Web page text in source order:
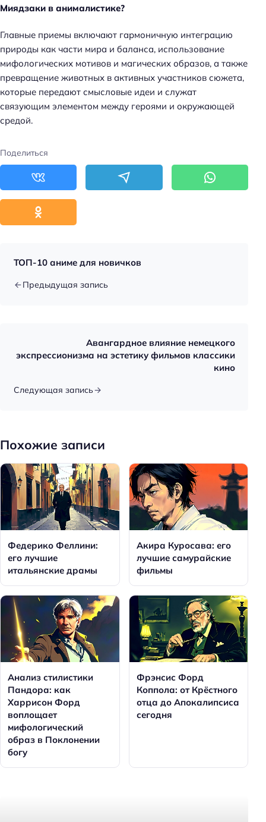
Миядзаки в анималистике?
Главные приемы включают гармоничную интеграцию
природы как части мира и баланса, использование
мифологических мотивов и магических образов, а также
превращение животных в активных участников сюжета,
которые передают смысловые идеи и служат
связующим элементом между героями и окружающей
средой.
Поделиться
ТОП-10 аниме для новичков
Предыдущая запись
Авангардное влияние немецкого
экспрессионизма на эстетику фильмов классики
кино
Следующая запись
Похожие записи
Федерико Феллини:
его лучшие
итальянские драмы
Акира Куросава: его
лучшие самурайские
фильмы
Анализ стилистики
Пандора: как
Харрисон Форд
воплощает
мифологический
образ в Поклонении
богу
Фрэнсис Форд
Коппола: от Крёстного
отца до Апокалипсиса
сегодня